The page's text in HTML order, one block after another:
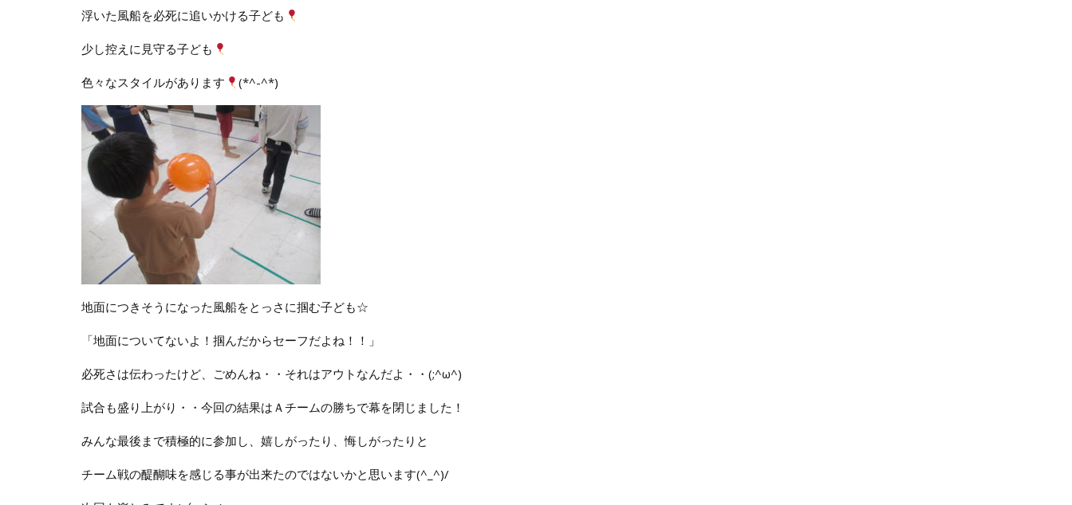
浮いた風船を必死に追いかける子ども
少し控えに見守る子ども
色々なスタイルがあります (*^-^*)
地面につきそうになった風船をとっさに掴む子ども☆
「地面についてないよ！掴んだからセーフだよね！！」
必死さは伝わったけど、ごめんね・・それはアウトなんだよ・・(;^ω^)
試合も盛り上がり・・今回の結果はＡチームの勝ちで幕を閉じました！
みんな最後まで積極的に参加し、嬉しがったり、悔しがったりと
チーム戦の醍醐味を感じる事が出来たのではないかと思います(^_^)/